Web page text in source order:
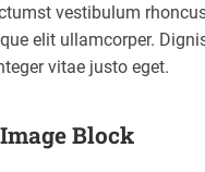
vestibulum
elit ullamcorper.
vitae justo eget.
Block